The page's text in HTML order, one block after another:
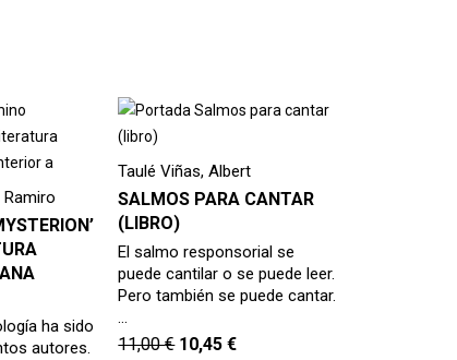
ha sido
autores.
Taulé Viñas, Albert
SALMOS PARA CANTAR
(LIBRO)
El salmo responsorial se
puede cantilar o se puede leer.
Pero también se puede cantar.
…
11,00€ 10,45€